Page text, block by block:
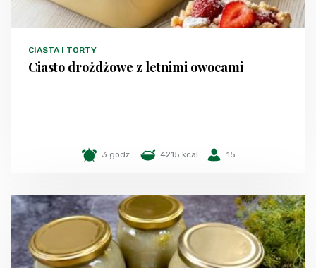
CIASTA I TORTY
Ciasto drożdżowe z letnimi owocami
3 godz. 4215 kcal 15